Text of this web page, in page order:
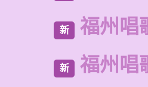
新 福州唱
新 福州唱